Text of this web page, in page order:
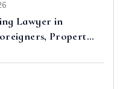
Lawyer in
Property,